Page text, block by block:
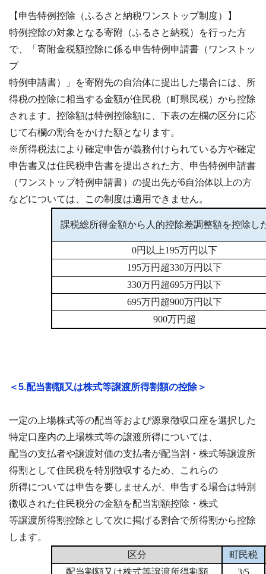
【申告特例控除（ふるさと納税ワンストップ制度）】
特例控除の対象となる寄附（ふるさと納税）を行った方
で、「寄附金税額控除に係る申告特例申請書（ワンストッ
プ
特例申請書）」を寄附先の自治体に提出した場合には、所
得税の控除に相当する金額が住民税（町県民税）から控除
されます。控除額は特例控除額に、下表の左欄の区分に応
じて右欄の割合をかけた額となります。
※所得税法により確定申告が義務付けられている方や確定
申告書又は住民税申告書を提出された方、申告特例申請書
（ワンストップ特例申請書）の提出先が6自治体以上の方
などについては、この制度は適用できません。
課税総所得金額から人的控除差調整額を控除し
0円以上195万円以下
195万円超330万円以下
330万円超695万円以下
695万円超900万円以下
900万円超
＜5.配当割額又は株式等譲渡所得割額の控除＞
一定の上場株式等の配当等および源泉徴収口座を選択した
特定口座内の上場株式等の譲渡所得については、
配当の支払者や譲渡対価の支払者が配当割・株式等譲渡所
得割として住民税を特別徴収するため、これらの
所得については申告を要しませんが、申告する場合は特別
徴収された住民税分の金額を配当割額控除・株式
等譲渡所得割控除として次に掲げる割合で所得割から控除
します。
区分
町民税